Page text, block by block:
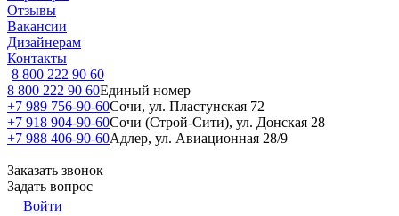
Отзывы
Вакансии
Дизайнерам
Контакты
8 800 222 90 60
8 800 222 90 60Единый номер
+7 989 756-90-60Сочи, ул. Пластунская 72
+7 918 904-90-60Сочи (Строй-Сити), ул. Донская 28
+7 988 406-90-60Адлер, ул. Авиационная 28/9
Заказать звонок
Задать вопрос
Войти